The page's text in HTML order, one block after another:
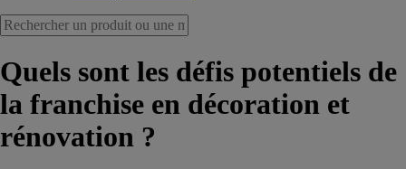
Quels sont les défis potentiels de
la franchise en décoration et
rénovation ?